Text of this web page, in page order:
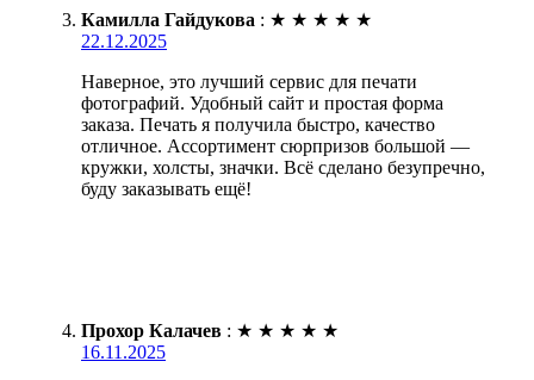
Камилла Гайдукова : ★ ★ ★ ★ ★
22.12.2025
Наверное, это лучший сервис для печати
фотографий. Удобный сайт и простая форма
заказа. Печать я получила быстро, качество
отличное. Ассортимент сюрпризов большой —
кружки, холсты, значки. Всё сделано безупречно,
буду заказывать ещё!
Прохор Калачев : ★ ★ ★ ★ ★
16.11.2025